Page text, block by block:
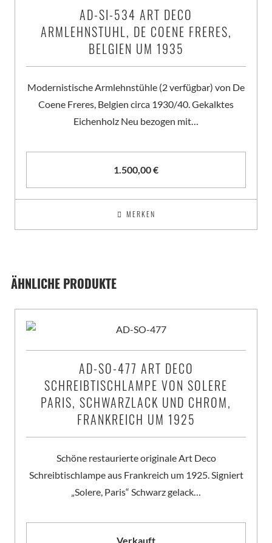
AD-SI-534 ART DECO
ARMLEHNSTUHL, DE COENE FRERES,
BELGIEN UM 1935
Modernistische Armlehnstühle (2 verfügbar) von De
Coene Freres, Belgien circa 1930/40. Gekalktes
Eichenholz Neu bezogen mit…
1.500,00€
MERKEN
ÄHNLICHE PRODUKTE
AD-SO-477 ART DECO
SCHREIBTISCHLAMPE VON SOLERE
PARIS, SCHWARZLACK UND CHROM,
FRANKREICH UM 1925
Schöne restaurierte originale Art Deco
Schreibtischlampe aus Frankreich um 1925. Signiert
„Solere, Paris“ Schwarz gelack…
Verkauft